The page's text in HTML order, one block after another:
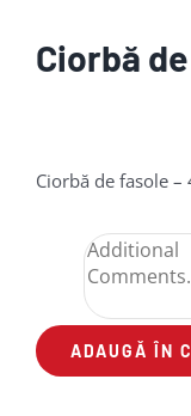
Ciorbă
Ciorbă de fasole –
ADAUGĂ ÎN